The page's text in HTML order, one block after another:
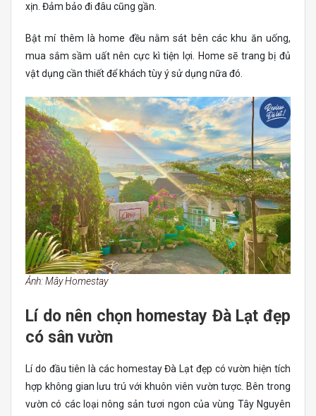
xịn. Đảm bảo đi đâu cũng gần.
Bật mí thêm là home đều nằm sát bên các khu ăn uống,
mua sắm sầm uất nên cực kì tiện lợi. Home sẽ trang bị đủ
vật dụng cần thiết để khách tùy ý sử dụng nữa đó.
Ảnh: Mây Homestay
Lí do nên chọn homestay Đà Lạt đẹp
có sân vườn
Lí do đầu tiên là các homestay Đà Lạt đẹp có vườn hiện tích
hợp không gian lưu trú với khuôn viên vườn tược. Bên trong
vườn có các loại nông sản tươi ngon của vùng Tây Nguyên